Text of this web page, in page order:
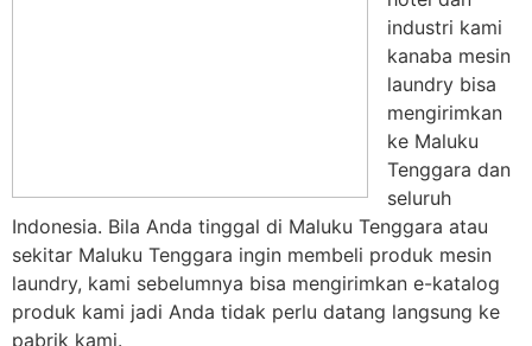
industri kami
kanaba mesin
laundry bisa
mengirimkan
ke Maluku
Tenggara dan
seluruh
Indonesia. Bila Anda tinggal di Maluku Tenggara atau
sekitar Maluku Tenggara ingin membeli produk mesin
laundry, kami sebelumnya bisa mengirimkan e-katalog
produk kami jadi Anda tidak perlu datang langsung ke
pabrik kami.